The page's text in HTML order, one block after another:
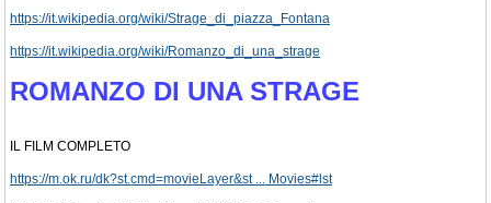
https://it.wikipedia.org/wiki/Strage_di_piazza_Fontana
https://it.wikipedia.org/wiki/Romanzo_di_una_strage
ROMANZO DI UNA STRAGE
IL FILM COMPLETO
https://m.ok.ru/dk?st.cmd=movieLayer&st ... Movies#lst